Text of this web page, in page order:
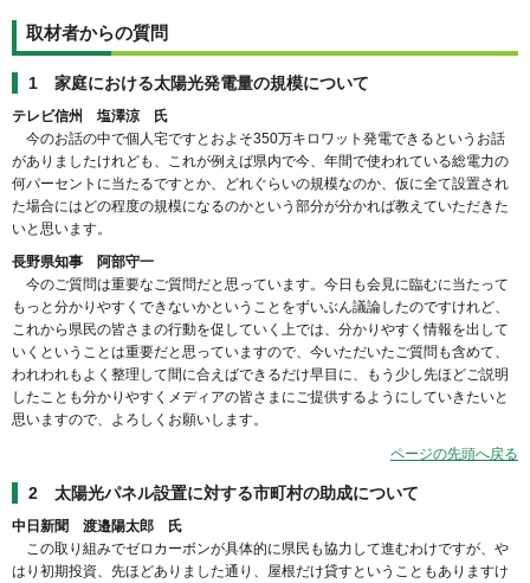
取材者からの質問
1 家庭における太陽光発電量の規模について
テレビ信州 塩澤涼 氏
今のお話の中で個人宅ですとおよそ350万キロワット発電できるというお話
がありましたけれども、これが例えば県内で今、年間で使われている総電力の
何パーセントに当たるですとか、どれぐらいの規模なのか、仮に全て設置され
た場合にはどの程度の規模になるのかという部分が分かれば教えていただきた
いと思います。
長野県知事 阿部守一
今のご質問は重要なご質問だと思っています。今日も会見に臨むに当たって
もっと分かりやすくできないかということをずいぶん議論したのですけれど、
これから県民の皆さまの行動を促していく上では、分かりやすく情報を出して
いくということは重要だと思っていますので、今いただいたご質問も含めて、
われわれもよく整理して間に合えばできるだけ早目に、もう少し先ほどご説明
したことも分かりやすくメディアの皆さまにご提供するようにしていきたいと
思いますので、よろしくお願いします。
ページの先頭へ戻る
2 太陽光パネル設置に対する市町村の助成について
中日新聞 渡邉陽太郎 氏
この取り組みでゼロカーボンが具体的に県民も協力して進むわけですが、や
はり初期投資、先ほどありました通り、屋根だけ貸すということもありますけ